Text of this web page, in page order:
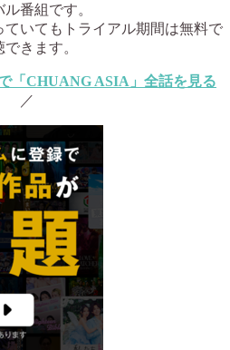
番組です。
いてもトライアル期間は無料で
できます。
「CHUANG ASIA」全話を見る
／